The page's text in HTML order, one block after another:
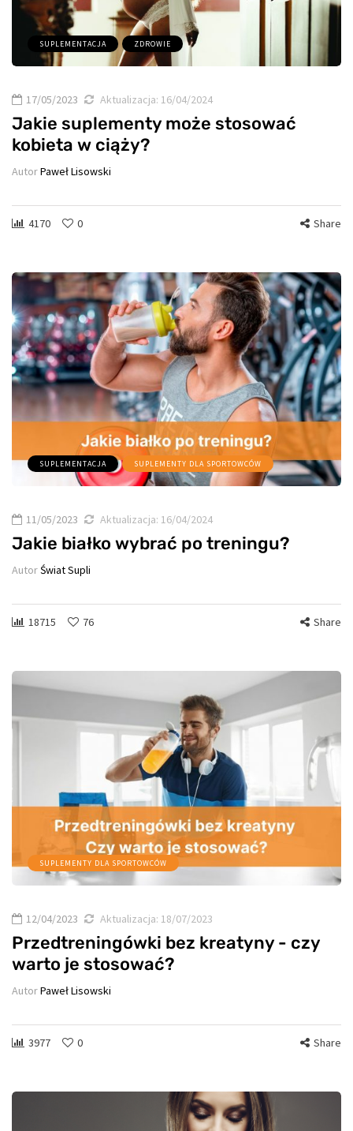
SUPLEMENTACJA ZDROWIE
17/05/2023 Aktualizacja: 16/04/2024
Jakie suplementy może stosować
kobieta w ciąży?
AutorPaweł Lisowski
4170 0 Share
SUPLEMENTACJA SUPLEMENTY DLA SPORTOWCÓW
11/05/2023 Aktualizacja: 16/04/2024
Jakie białko wybrać po treningu?
AutorŚwiat Supli
18715 76 Share
SUPLEMENTY DLA SPORTOWCÓW
12/04/2023 Aktualizacja: 18/07/2023
Przedtreningówki bez kreatyny - czy
warto je stosować?
AutorPaweł Lisowski
3977 0 Share